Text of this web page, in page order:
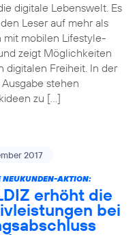
digitale Lebenswelt. Es
Leser auf mehr als
mit mobilen Lifestyle-
zeigt Möglichkeiten
digitalen Freiheit. In der
stehen
zu […]
2017
NEUKUNDEN-AKTION:
erhöht die
bei